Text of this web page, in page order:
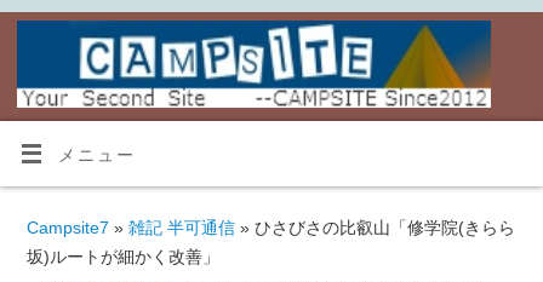
メニュー
Campsite7 » 雑記 半可通信» ひさびさの比叡山「修学院(きらら
坂)ルートが細かく改善」